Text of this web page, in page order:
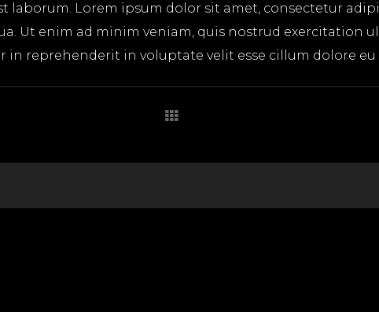
laborum. Lorem ipsum dolor sit amet, consectetur
Ut enim ad minim veniam, quis nostrud exercitation
in reprehenderit in voluptate velit esse cillum dolore